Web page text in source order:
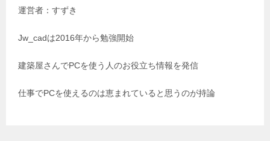
運営者：すずき
Jw_cadは2016年から勉強開始
建築屋さんでPCを使う人のお役立ち情報を発信
仕事でPCを使えるのは恵まれていると思うのが持論